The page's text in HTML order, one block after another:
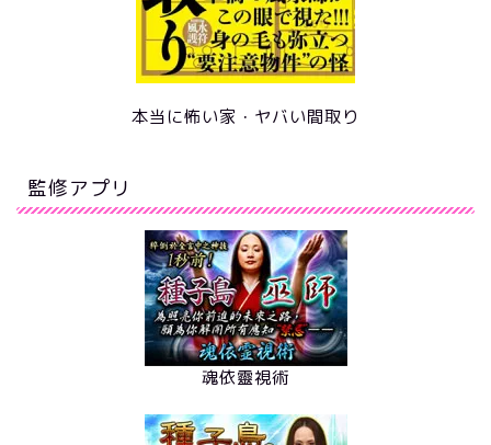
本当に怖い家・ヤバい間取り
監修アプリ
魂依靈視術